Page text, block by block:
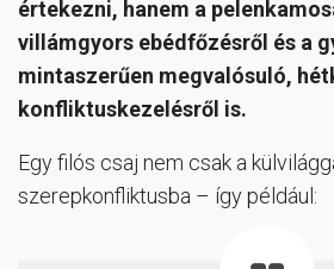
értekezni, hanem a
villámgyors ebédfőzésről és a
mintaszerűen megvalósuló,
konfliktuskezelésről is.
Egy filós csaj nem csak a
szerepkonfliktusba – így például: